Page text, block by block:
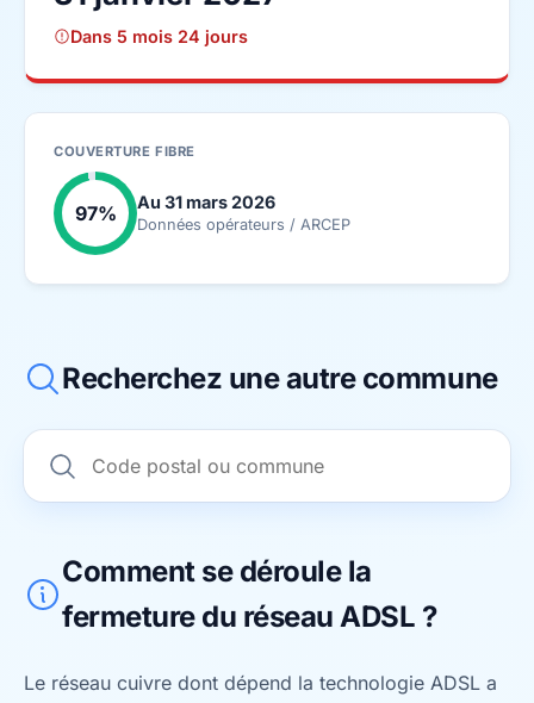
Dans 5 mois 24 jours
COUVERTURE FIBRE
97% Au 31 mars 2026
Données opérateurs / ARCEP
Recherchez une autre commune
Comment se déroule la
fermeture du réseau ADSL ?
Le réseau cuivre dont dépend la technologie ADSL a